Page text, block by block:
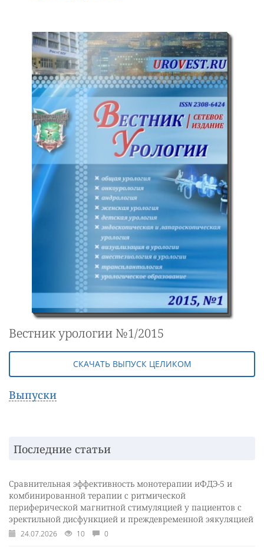
Вестник урологии №1/2015
СКАЧАТЬ ВЫПУСК ЦЕЛИКОМ
Выпуски
Последние статьи
Сравнительная эффективность монотерапии иФДЭ-5 и
комбинированной терапии с ритмической
периферической магнитной стимуляцией у пациентов с
эректильной дисфункцией и преждевременной эякуляцией
24.07.2026 10 0